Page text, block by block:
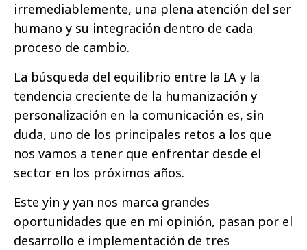
irremediablemente, una plena atención del ser
humano y su integración dentro de cada
proceso de cambio.
La búsqueda del equilibrio entre la IA y la
tendencia creciente de la humanización y
personalización en la comunicación es, sin
duda, uno de los principales retos a los que
nos vamos a tener que enfrentar desde el
sector en los próximos años.
Este yin y yan nos marca grandes
oportunidades que en mi opinión, pasan por el
desarrollo e implementación de tres